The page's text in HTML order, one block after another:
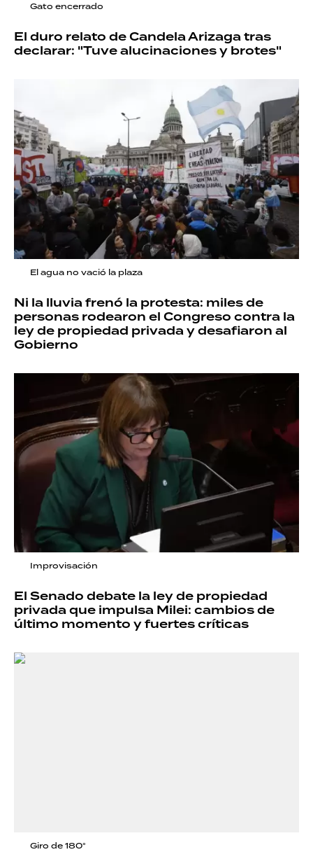
Gato encerrado
El duro relato de Candela Arizaga tras
declarar: "Tuve alucinaciones y brotes"
El agua no vació la plaza
Ni la lluvia frenó la protesta: miles de
personas rodearon el Congreso contra la
ley de propiedad privada y desafiaron al
Gobierno
Improvisación
El Senado debate la ley de propiedad
privada que impulsa Milei: cambios de
último momento y fuertes críticas
Giro de 180°